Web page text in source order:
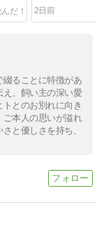
2日前
ることに特徴があ
え、飼い主の深い愛
とのお別れに向き
本人の思いが溢れ
と優しさを持ち、